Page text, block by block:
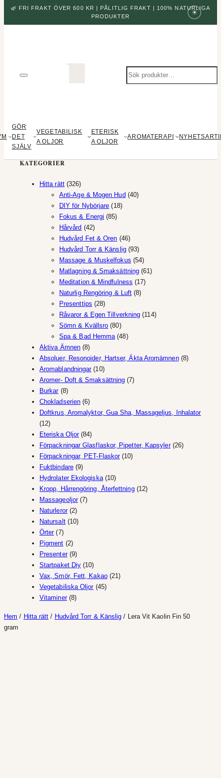
🌿 FRI FRAKT ÖVER 600 KR | PÅLITLIG FRAKT | 100% NATURLIGA
PRODUKTER
☀
Sök
produkter
GÖR
DET
SJÄLV
VEGETABILISK
A OLJOR
ETERISK
A OLJOR
AROMATERAPI
KATEGORIER
Hitta rätt 326326
produkter
Anti-Age & Mogen Hud 4040
DIY för Nybörjare 1818
Fokus & Energi 8585
Hårvård 4242
produkter
Hudvård Fet & Oren 4646
produkter
Hudvård Torr & Känslig 9393
produkter
Massage & Muskelfokus 5454
produkter
Matlagning & Smaksättning 6161
Meditation & Mindfulness 1717
Naturlig Rengöring & Luft 88
Presenttips 2828
produkter
Råvaror & Egen Tillverkning 114114
Sömn & Kvällsro 8080
produkter
Spa & Bad Hemma 4848
Aktiva Ämnen 88
produkter
Absoluer, Resonoider, Hartser, Äkta Aromämnen 88
Aromablandningar 1010
produkter
Aromer- Doft & Smaksättning 77
Burkar 88
produkter
Chokladserien 66
produkter
Doftkrus, Aromalyktor, Gua Sha, Massageljus, Inhalator
1212
produkter
Eteriska Oljor 8484
produkter
Förpackningar Glasflaskor, Pipetter, Kapsyler 2626
Förpackningar, PET-Flaskor 1010
Fuktbindare 99
produkter
Hydrolater Ekologiska 1010
produkter
Kropp, Hårrengöring, Återfettning 1212
Massageoljor 77
Naturleror 22
produkter
Natursalt 1010
Örter 77
produkter
Pigment 22
produkter
Presenter 99
produkter
Startpaket Diy 1010
produkter
Vax, Smör, Fett, Kakao 2121
Vegetabiliska Oljor 4545
Vitaminer 88
Hem / Hitta rätt / Hudvård Torr & Känslig / Lera Vit Kaolin Fin 50
gram